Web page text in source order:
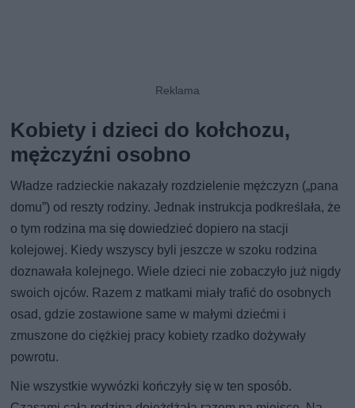
Kobiety i dzieci do kołchozu,
mężczyźni osobno
Władze radzieckie nakazały rozdzielenie mężczyzn („pana
domu”) od reszty rodziny. Jednak instrukcja podkreślała, że
o tym rodzina ma się dowiedzieć dopiero na stacji
kolejowej. Kiedy wszyscy byli jeszcze w szoku rodzina
doznawała kolejnego. Wiele dzieci nie zobaczyło już nigdy
swoich ojców. Razem z matkami miały trafić do osobnych
osad, gdzie zostawione same w małymi dziećmi i
zmuszone do ciężkiej pracy kobiety rzadko dożywały
powrotu.
Nie wszystkie wywózki kończyły się w ten sposób.